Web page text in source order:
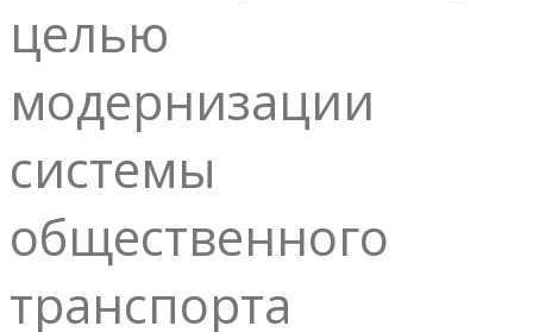
целью
модернизации
системы
общественного
транспорта